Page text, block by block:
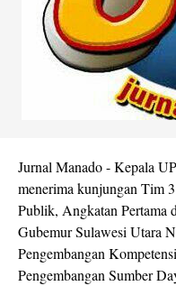
Jurnal Manado - Kepala
menerima kunjungan Tim
Publik, Angkatan Pertama
Gubemur Sulawesi Utara
Pengembangan
Pengembangan Sumber